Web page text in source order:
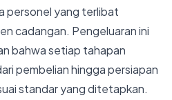
personel yang terlibat
cadangan. Pengeluaran ini
bahwa setiap tahapan
pembelian hingga persiapan
standar yang ditetapkan.